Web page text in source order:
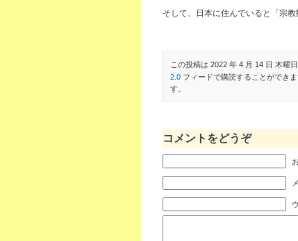
そして、日本に住んでいると「宗
この投稿は 2022 年 4 月 14 日 木曜
2.0フィードで購読することができま
す。
コメントをどうぞ